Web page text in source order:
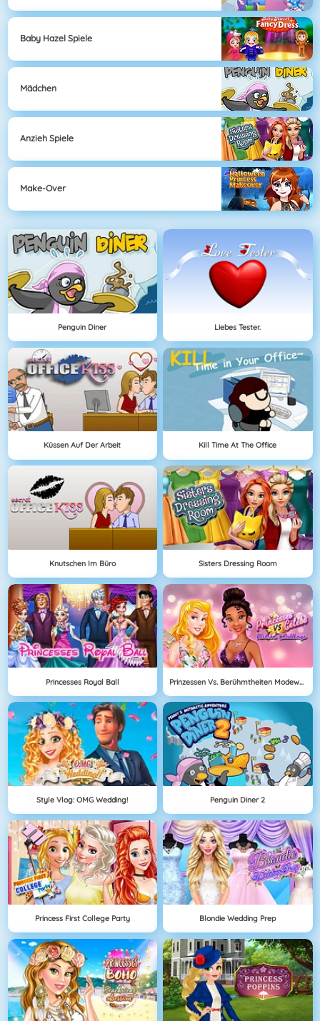
Baby Hazel Spiele
Mädchen
Anzieh Spiele
Make-Over
Penguin Diner Liebes Tester.
Küssen Auf Der Arbeit Kill Time At The Office
Knutschen Im Büro Sisters Dressing Room
Princesses Royal Ball Prinzessen Vs. Berühmtheiten Modewettbewerb
Style Vlog: OMG Wedding! Penguin Diner 2
Princess First College Party Blondie Wedding Prep